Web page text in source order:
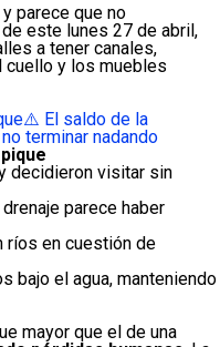
parece que no
este lunes 27 de abril,
a tener canales,
cuello y los muebles
⚠️ El saldo de la
terminar nadando
decidieron visitar sin
parece haber
ríos en cuestión de
bajo el agua, manteniendo
mayor que el de una